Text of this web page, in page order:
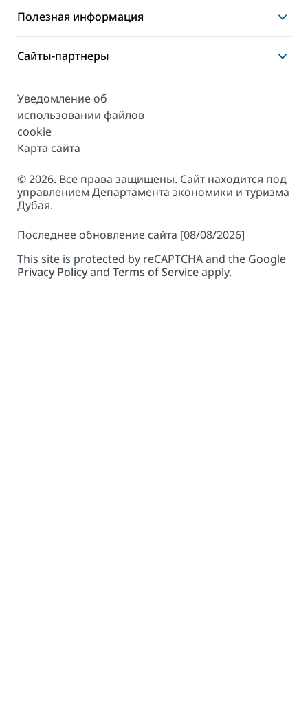
Полезная информация
Сайты-партнеры
Уведомление об
использовании файлов
cookie
Карта сайта
© 2026. Все права защищены. Сайт находится под
управлением Департамента экономики и туризма
Дубая.
Последнее обновление сайта [08/08/2026]
This site is protected by reCAPTCHA and the Google
Privacy Policyand Terms of Serviceapply.